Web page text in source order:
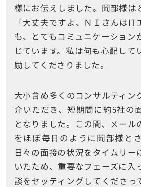
様にお伝えしました。岡部様は
「大丈夫ですよ、ＮＩさんはIT
も、とてもコミュニケーション
じています。私は何も心配して
励してくださりました。
大小含め多くのコンサルティン
介いただき、短期間に約6社の
となりました。この間、メール
をほぼ毎日のように岡部様と
日々の面接の状況をタイムリー
いたため、重要なフェーズに入
談をセッティングしてくださっ